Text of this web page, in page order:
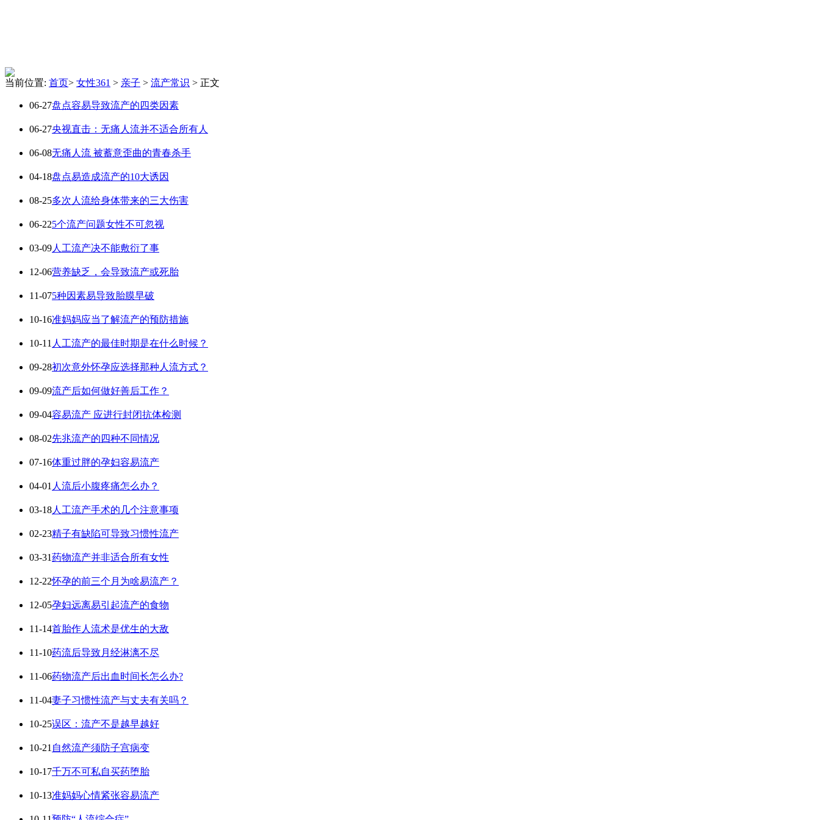
当前位置: 首页> 女性361 > 亲子 > 流产常识 > 正文
06-27盘点容易导致流产的四类因素
06-27央视直击：无痛人流并不适合所有人
06-08无痛人流 被蓄意歪曲的青春杀手
04-18盘点易造成流产的10大诱因
08-25多次人流给身体带来的三大伤害
06-225个流产问题女性不可忽视
03-09人工流产决不能敷衍了事
12-06营养缺乏，会导致流产或死胎
11-075种因素易导致胎膜早破
10-16准妈妈应当了解流产的预防措施
10-11 人工流产的最佳时期是在什么时候？
09-28初次意外怀孕应选择那种人流方式？
09-09流产后如何做好善后工作？
09-04容易流产 应进行封闭抗体检测
08-02先兆流产的四种不同情况
07-16体重过胖的孕妇容易流产
04-01 人流后小腹疼痛怎么办？
03-18人工流产手术的几个注意事项
02-23精子有缺陷可导致习惯性流产
03-31药物流产并非适合所有女性
12-22怀孕的前三个月为啥易流产？
12-05孕妇远离易引起流产的食物
11-14首胎作人流术是优生的大敌
11-10药流后导致月经淋漓不尽
11-06药物流产后出血时间长怎么办?
11-04妻子习惯性流产与丈夫有关吗？
10-25误区：流产不是越早越好
10-21 自然流产须防子宫病变
10-17千万不可私自买药堕胎
10-13准妈妈心情紧张容易流产